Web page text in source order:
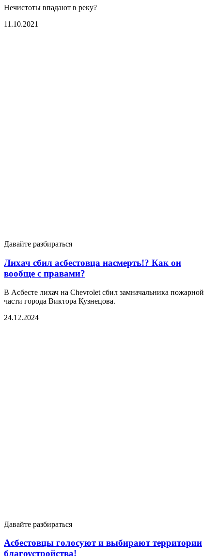
Нечистоты впадают в реку?
11.10.2021
Давайте разбираться
Лихач сбил асбестовца насмерть!? Как он
вообще с правами?
В Асбесте лихач на Chevrolet сбил замначальника пожарной
части города Виктора Кузнецова.
24.12.2024
Давайте разбираться
Асбестовцы голосуют и выбирают территории
благоустройства!